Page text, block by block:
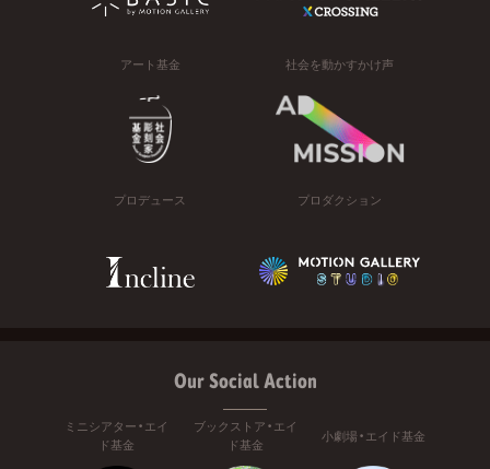
アート基金 社会を動かすかけ声
プロデュース プロダクション
Our Social Action
ミニシアター・エイ
ド基金
ブックストア・エイ
ド基金
小劇場・エイド基金